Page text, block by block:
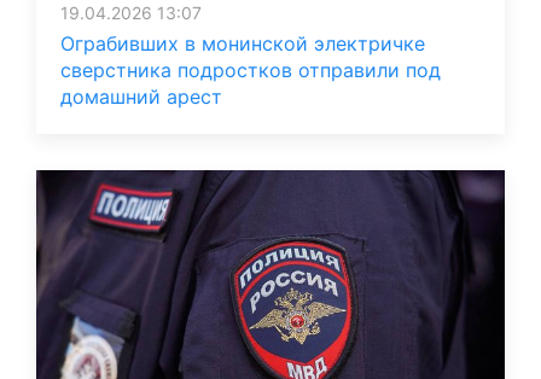
19.04.2026 13:07
Ограбивших в монинской электричке
сверстника подростков отправили под
домашний арест